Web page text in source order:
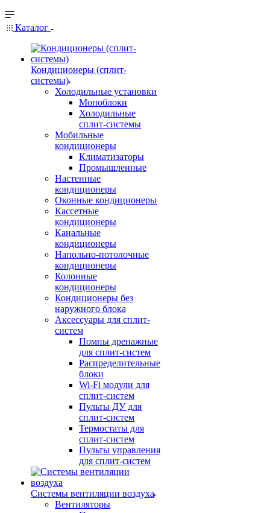
Каталог
Кондиционеры (сплит-
системы)
Холодильные установки
Моноблоки
Холодильные
сплит-системы
Мобильные
кондиционеры
Климатизаторы
Промышленные
Настенные
кондиционеры
Оконные кондиционеры
Кассетные
кондиционеры
Канальные
кондиционеры
Напольно-потолочные
кондиционеры
Колонные
кондиционеры
Кондиционеры без
наружного блока
Аксессуары для сплит-
систем
Помпы дренажные
для сплит-систем
Распределительные
блоки
Wi-Fi модули для
сплит-систем
Пульты ДУ для
сплит-систем
Термостаты для
сплит-систем
Пульты управления
для сплит-систем
Системы вентиляции воздуха
Вентиляторы